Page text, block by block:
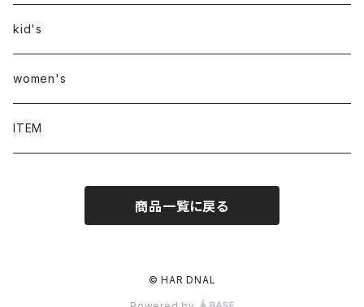
kid's
women's
ITEM
商品一覧に戻る
© HAR DNAL